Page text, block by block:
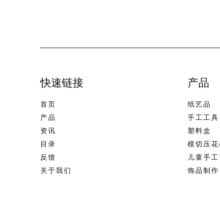
快速链接
首页
产品
资讯
目录
反馈
关于我们
产品
纸艺品
手工工具
塑料盒
模切压
儿童手
饰品制作